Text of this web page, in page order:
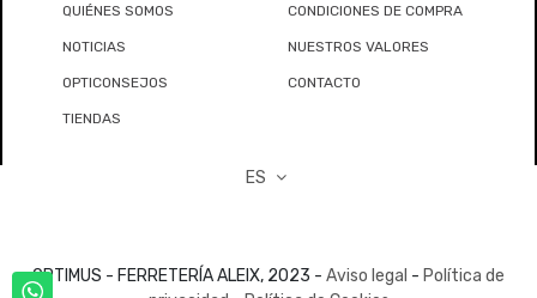
QUIÉNES SOMOS CONDICIONES DE COMPRA
NOTICIAS NUESTROS VALORES
OPTICONSEJOS CONTACTO
TIENDAS
ES
OPTIMUS - FERRETERÍA ALEIX, 2023 - Aviso legal - Política de